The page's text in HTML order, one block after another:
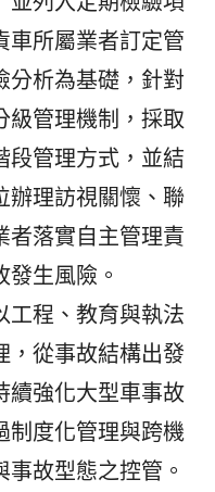
車所屬業者訂定管
分析為基礎，針對
級管理機制，採取
段管理方式，並結
辦理訪視關懷、聯
者落實自主管理責
生風險。
程、教育與執法
，從事故結構出發
續強化大型車事故
制度化管理與跨機
故型態之控管。